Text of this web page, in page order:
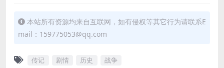
本站所有资源均来自互联网，如有侵权等其它行为请联系E
mail：159775053@qq.com
传记 剧情 历史 战争